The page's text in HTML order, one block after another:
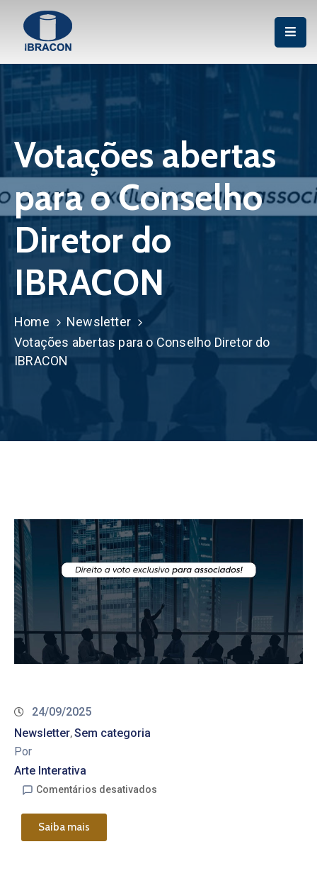
Institucional
Associação
Cursos
Certificação
P&D
Eventos
Votações abertas
para o Conselho
Diretor do
IBRACON
Home
Newsletter
Votações abertas para o Conselho Diretor do
IBRACON
24/09/2025
Newsletter‚Sem categoria
Por
Arte Interativa
Comentários desativados
Saiba mais